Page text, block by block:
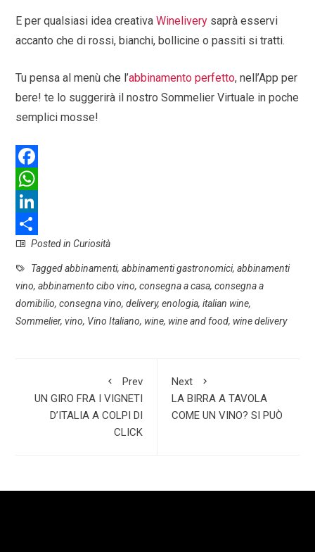
E per qualsiasi idea creativaWinelivery saprà esservi
accanto che di rossi, bianchi, bollicine o passiti si tratti.
Tu pensa al menù che l’abbinamento perfetto, nell’App per
bere! te lo suggerirà il nostro Sommelier Virtuale in poche
semplici mosse!
F
a
c
e
b
o
W
h
a
t
s
L
i
n
k
S
h
a
Posted in Curiosità
Taggedabbinamenti,abbinamenti gastronomici,abbinamenti
vino,abbinamento cibo vino,consegna a casa,consegna a
domibilio,consegna vino,delivery,enologia,italian wine,
Sommelier,vino, Vino Italiano, wine, wine and food, wine delivery
Prev
UN GIRO FRA I VIGNETI
D’ITALIA A COLPI DI
CLICK
Next
LA BIRRA A TAVOLA
COME UN VINO? SI PUÒ